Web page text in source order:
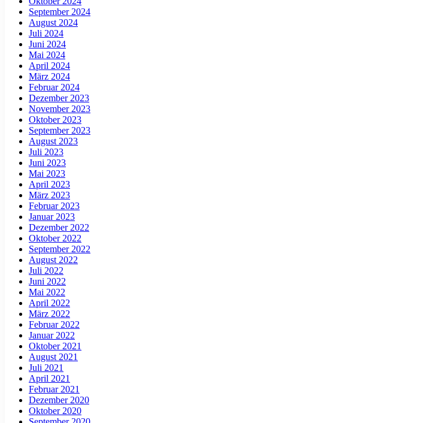
September 2024
August 2024
Juli 2024
Juni 2024
Mai 2024
April 2024
März 2024
Februar 2024
Dezember 2023
November 2023
Oktober 2023
September 2023
August 2023
Juli 2023
Juni 2023
Mai 2023
April 2023
März 2023
Februar 2023
Januar 2023
Dezember 2022
Oktober 2022
September 2022
August 2022
Juli 2022
Juni 2022
Mai 2022
April 2022
März 2022
Februar 2022
Januar 2022
Oktober 2021
August 2021
Juli 2021
April 2021
Februar 2021
Dezember 2020
Oktober 2020